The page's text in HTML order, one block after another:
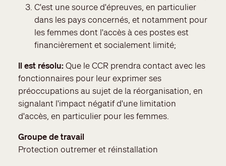
C'est une source d'épreuves, en particulier
dans les pays concernés, et notamment pour
les femmes dont l'accès à ces postes est
financièrement et socialement limité;
Il est résolu Que le CCR prendra contact avec les
fonctionnaires pour leur exprimer ses
préoccupations au sujet de la réorganisation, en
signalant l'impact négatif d'une limitation
d'accès, en particulier pour les femmes.
Groupe de travail
Protection outremer et réinstallation